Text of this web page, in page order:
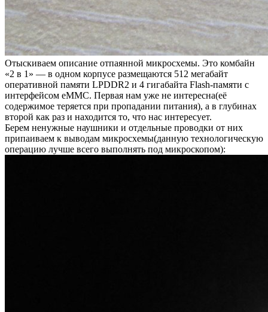
Отыскиваем описание отпаянной микросхемы. Это комбайн
«2 в 1» — в одном корпусе размещаются 512 мегабайт
оперативной памяти LPDDR2 и 4 гигабайта Flash-памяти с
интерфейсом eMMC. Первая нам уже не интересна(её
содержимое теряется при пропадании питания), а в глубинах
второй как раз и находится то, что нас интересует.
Берем ненужные наушники и отдельные проводки от них
припаиваем к выводам микросхемы(данную технологическую
операцию лучше всего выполнять под микроскопом):